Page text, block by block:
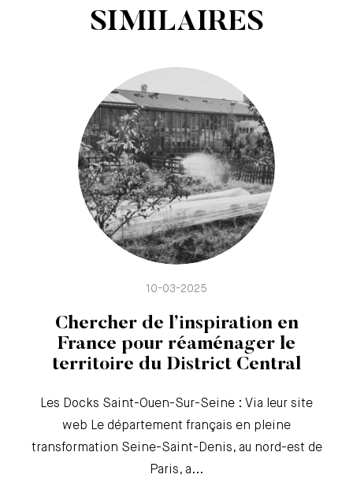
SIMILAIRES
Chercher de l’inspiration en
France pour réaménager le
territoire du District Central
10-03-2025
Les Docks Saint-Ouen-Sur-Seine : Via leur site
web Le département français en pleine
transformation Seine-Saint-Denis, au nord-est de
Paris, a...